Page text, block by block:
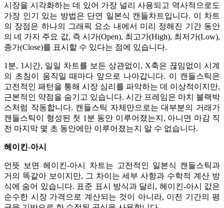
시장을 시각화하는 데 있어 가장 널리 사용되고 역사적으로도
가장 인기 있는 방법은 단연 일본식 캔들차트입니다. 이 차트
의 장점은 하나의 그래픽 요소 내에서 미리 정해진 기간 동안
의 네 가지 주요 값, 즉 시가(Open), 최고가(High), 최저가(Low),
종가(Close)를 표시할 수 있다는 점에 있습니다.
1분, 1시간, 일일 차트를 보든 상관없이, X축은 끊임없이 시계
의 초침이 움직일 때마다 앞으로 나아갑니다. 이 캔들스틱은
고전적인 패턴을 통해 시장 심리를 파악하는 데 이상적이지만,
근본적인 약점을 숨기고 있습니다. 시간 프레임은 마치 블랙박
스처럼 작동합니다. 캔들스틱 자체만으로는 대부분의 거래가
캔들스틱이 형성된 첫 1분 동안 이루어졌는지, 아니면 마감 직
전 마지막 몇 초 동안에만 이루어졌는지 알 수 없습니다.
헤이킨-아시
언뜻 보면 헤이킨-아시 차트는 고전적인 일본식 캔들스틱과
거의 똑같아 보이지만, 그 차이는 세부 사항과 수학적 계산 방
식에 숨어 있습니다. 표준 표시 방식과 달리, 헤이킨-아시 값은
순수한 시장 가격으로 계산되는 것이 아니라, 이전 기간의 평